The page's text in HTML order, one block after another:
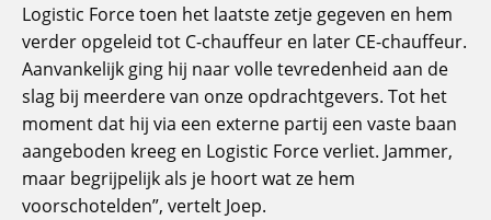
Logistic Force toen het laatste zetje gegeven en hem
verder opgeleid tot C-chauffeur en later CE-chauffeur.
Aanvankelijk ging hij naar volle tevredenheid aan de
slag bij meerdere van onze opdrachtgevers. Tot het
moment dat hij via een externe partij een vaste baan
aangeboden kreeg en Logistic Force verliet. Jammer,
maar begrijpelijk als je hoort wat ze hem
voorschotelden”, vertelt Joep.